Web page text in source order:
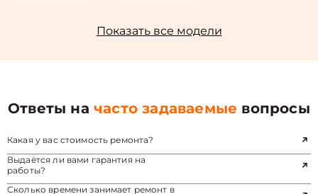
Показать все модели
Ответы начасто задаваемые вопросы
Какая у вас стоимость ремонта?
Выдаётся ли вами гарантия на
работы?
Сколько времени занимает ремонт в